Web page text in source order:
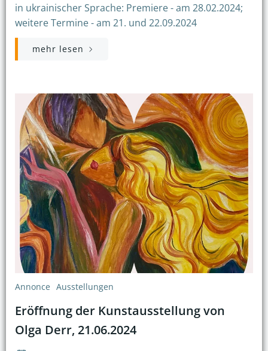
in ukrainischer Sprache: Premiere - am 28.02.2024;
weitere Termine - am 21. und 22.09.2024
mehr lesen
Annonce Ausstellungen
Eröffnung der Kunstausstellung von
Olga Derr, 21.06.2024